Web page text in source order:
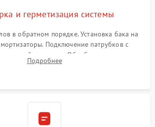
и герметизация системы
в обратном порядке. Установка бака на
Подключение патрубков с
хомутами. Обработка стыков
предотвращения возможных протечек воды.
Подробнее